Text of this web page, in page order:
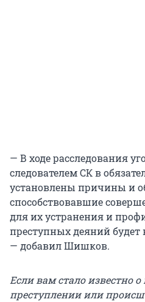
— В ходе расследования
следователем СК в
установлены причины и
способствовавшие
для их устранения и
преступных деяний будет
— добавил Шишков.
Если вам стало известно
преступлении или